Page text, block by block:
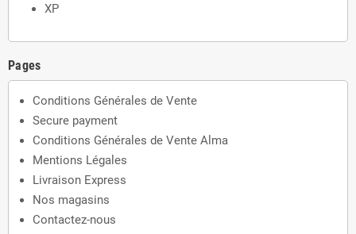
XP
Pages
Conditions Générales de Vente
Secure payment
Conditions Générales de Vente Alma
Mentions Légales
Livraison Express
Nos magasins
Contactez-nous